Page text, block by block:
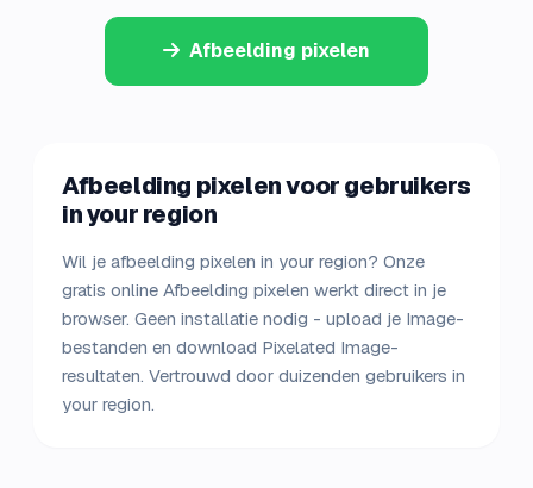
Afbeelding pixelen
Afbeelding pixelen voor gebruikers
in your region
Wil je afbeelding pixelen in your region? Onze
gratis online Afbeelding pixelen werkt direct in je
browser. Geen installatie nodig - upload je Image-
bestanden en download Pixelated Image-
resultaten. Vertrouwd door duizenden gebruikers in
your region.